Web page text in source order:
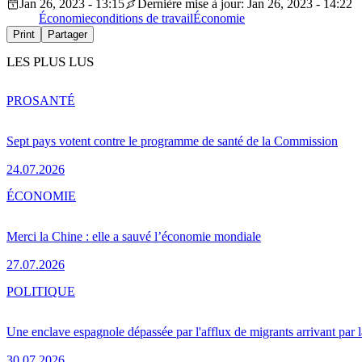
Jan 26, 2023 - 13:15
Dernière mise à jour: Jan 26, 2023 - 14:22
Économieconditions de travailÉconomie
Print Partager
LES PLUS LUS
Sept pays votent contre le programme de santé de la Commission
24.07.2026
PROSANTÉ
Merci la Chine : elle a sauvé l’économie mondiale
27.07.2026
ÉCONOMIE
Une enclave espagnole dépassée par l'afflux de migrants arrivant par
POLITIQUE